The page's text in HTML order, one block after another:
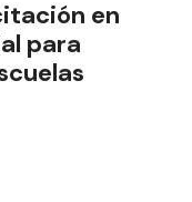
en
para